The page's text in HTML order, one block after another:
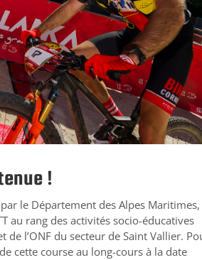
!
le Département des Alpes
au rang des activités socio-éducatives
de l’ONF du secteur de Saint Vallier.
cette course au long-cours à la date